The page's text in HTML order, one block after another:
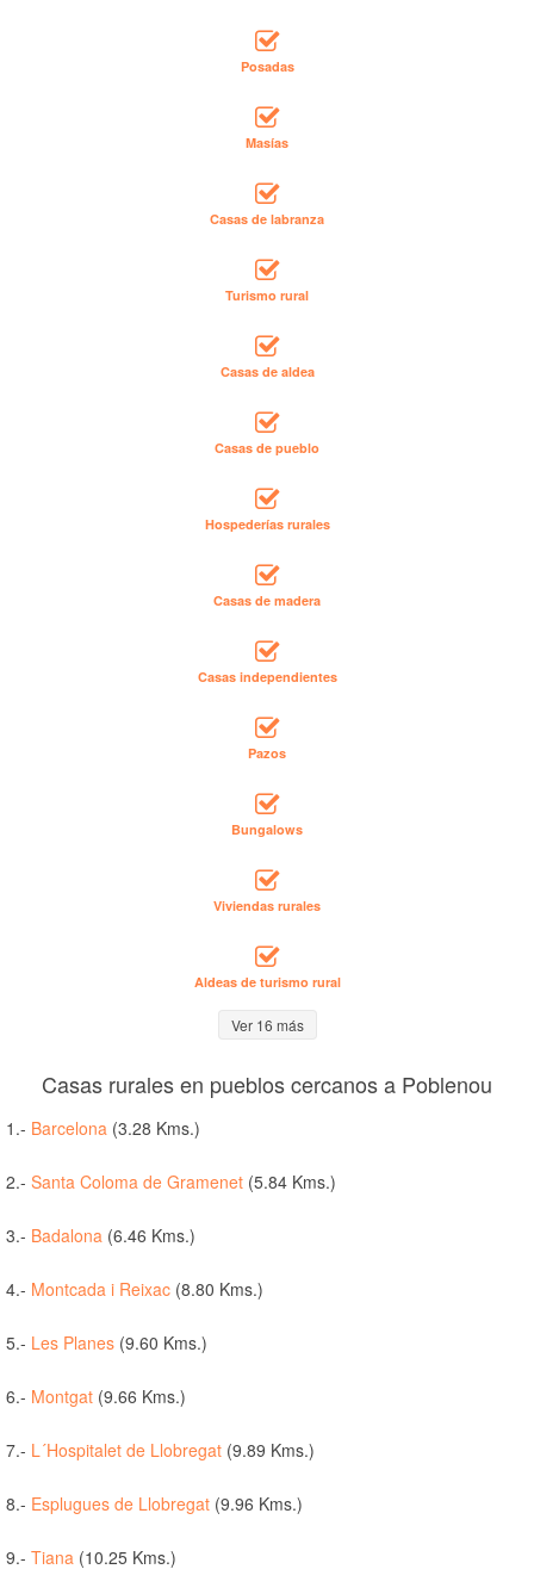
Posadas
Masías
Casas de labranza
Turismo rural
Casas de aldea
Casas de pueblo
Hospederías rurales
Casas de madera
Casas independientes
Pazos
Bungalows
Viviendas rurales
Aldeas de turismo rural
Ver 16 más
Casas rurales en pueblos cercanos a Poblenou
1.- Barcelona (3.28 Kms.)
2.- Santa Coloma de Gramenet (5.84 Kms.)
3.- Badalona (6.46 Kms.)
4.- Montcada i Reixac (8.80 Kms.)
5.- Les Planes (9.60 Kms.)
6.- Montgat (9.66 Kms.)
7.- L´Hospitalet de Llobregat (9.89 Kms.)
8.- Esplugues de Llobregat (9.96 Kms.)
9.- Tiana (10.25 Kms.)